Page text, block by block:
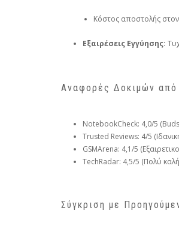
Κόστος αποστολής
Εξαιρέσεις Εγγύησης:
Αναφορές Δοκιμών από
NotebookCheck: 4,0/5
Trusted Reviews: 4/5
GSMArena: 4,1/5
TechRadar: 4,5/5 (Πολύ
Σύγκριση με